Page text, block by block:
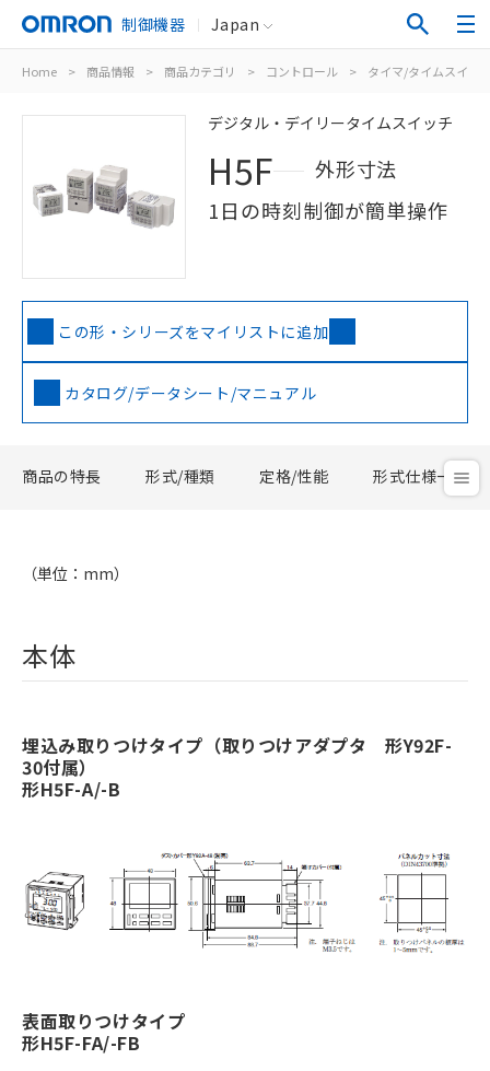
制御機器 Japan
Home > 商品情報 > 商品カテゴリ > コントロール > タイマ/タイムスイッ
デジタル・デイリータイムスイッチ
H5F
外形寸法
1日の時刻制御が簡単操作
この形・シリーズをマイリストに追加
カタログ/データシート/マニュアル
商品の特長 形式/種類 定格/性能 形式仕様一覧
（単位：mm）
本体
埋込み取りつけタイプ（取りつけアダプタ 形Y92F-
30付属）
形H5F-A/-B
表面取りつけタイプ
形H5F-FA/-FB